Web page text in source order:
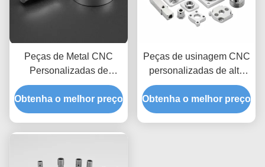
Peças de Metal CNC
Personalizadas de
Precisão, Fabricadas
com Materiais Duráveis
para Aplicações
Obtenha o melhor preço
Peças de usinagem CNC
personalizadas de alta
precisão com dimensões
personalizáveis e tempo
de resposta rápido para
Obtenha o melhor preço